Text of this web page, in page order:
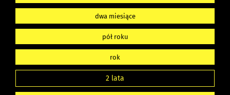
dwa miesiące
pół roku
rok
2 lata